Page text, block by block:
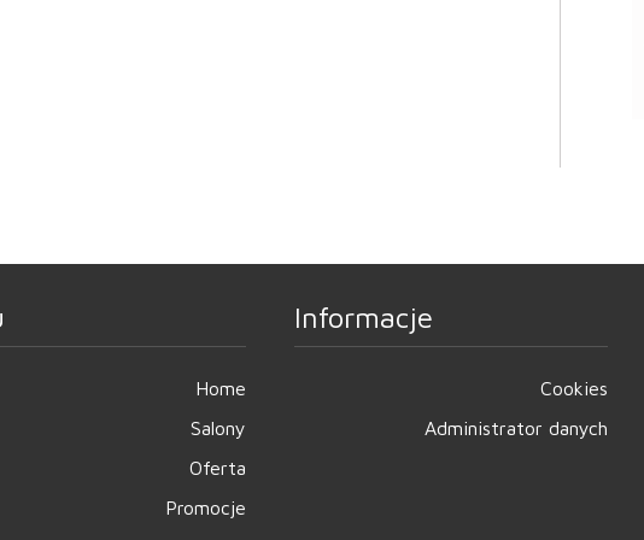
Home
Salony
Oferta
Promocje
Informacje
Cookies
Administrator danych